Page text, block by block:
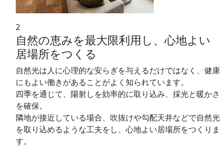
2
自然の恵みを最大限利用し、心地よい
居場所をつくる
自然光は人に心理的な安らぎを与えるだけではなく、健康
にもよい働きがあることがよく知られています。
四季を通じて、陽射しを効率的に取り込み、採光と暖かさ
を確保。
隣地が接近している場合、吹抜けや勾配天井などで自然光
を取り込めるような工夫をし、心地よい居場所をつくりま
す。